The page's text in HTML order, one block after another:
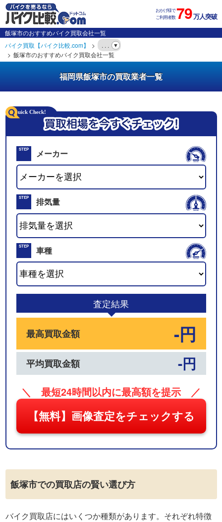
おかげ様で
ご利用者数79万人突破
飯塚市のおすすめバイク買取会社一覧
バイク買取【バイク比較.com】
. . .
飯塚市のおすすめバイク買取会社一覧
福岡県飯塚市の買取業者一覧
STEP
01
メーカー
STEP
02
排気量
STEP
03
車種
査定結果
最高買取金額 -円
平均買取金額 -円
＼ 最短24時間以内に最高額を提示 ／
【無料】画像査定をチェックする
飯塚市での買取店の賢い選び方
バイク買取店にはいくつか種類があります。それぞれ特徴